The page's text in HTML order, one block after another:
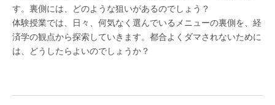
す。裏側には、どのような狙いがあるのでしょう？
体験授業では、日々、何気なく選んでいるメニューの裏側を、経
済学の観点から探索していきます。都合よくダマされないために
は、どうしたらよいのでしょうか？